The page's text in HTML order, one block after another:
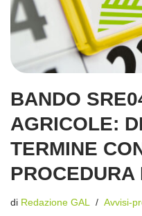
BANDO
AGRICOLE:
TERMINE
PROCEDURA
di Redazione GAL Avvisi-